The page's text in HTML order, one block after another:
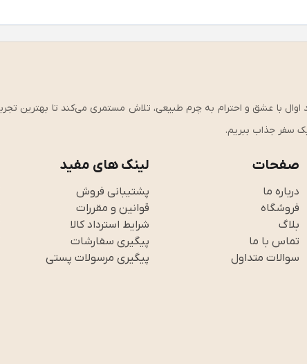
کیفیت و استحکام وارد شوید!، از سال ۱۴۰۱ تاکنون، برند اوال با عشق و احترام به چرم طبیعی، تلاش مستمری می‌کند تا
یک سفر جذاب ببریم.
صفحات
درباره ما
فروشگاه
بلاگ
تماس با ما
سوالات متداول
لینک های مفید
پشتیبانی فروش
قوانین و مقررات
شرایط استرداد کالا
پیگیری سفارشات
پیگیری مرسولات پستی